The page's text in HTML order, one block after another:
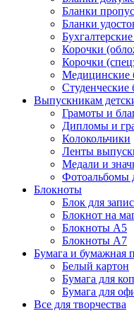
Бланки
Бланки
Корочки
Корочки
Медицинские
Студенческие
Выпускникам
Грамоты и
Дипломы и
Колокольчики
Ленты
Медали и
Фотоальбомы
Блокноты
Блок для
Блокнот на
Блокноты А5
Блокноты А7
Бумага и бумажная
Белый картон
Бумага для
Бумага для
Все для творчества